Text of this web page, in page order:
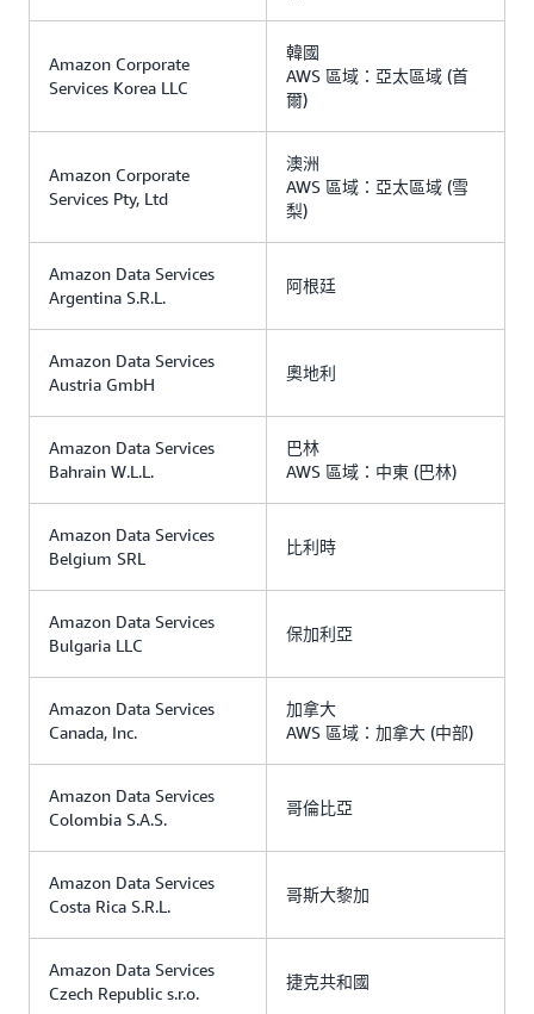
Amazon Corporate
Services Korea LLC
韓國
AWS 區域：亞太區域 (首
爾)
Amazon Corporate
Services Pty, Ltd
澳洲
AWS 區域：亞太區域 (雪
梨)
Amazon Data Services
Argentina S.R.L.
阿根廷
Amazon Data Services
Austria GmbH
奧地利
Amazon Data Services
Bahrain W.L.L.
巴林
AWS 區域：中東 (巴林)
Amazon Data Services
Belgium SRL
比利時
Amazon Data Services
Bulgaria LLC
保加利亞
Amazon Data Services
Canada, Inc.
加拿大
AWS 區域：加拿大 (中部)
Amazon Data Services
Colombia S.A.S.
哥倫比亞
Amazon Data Services
Costa Rica S.R.L.
哥斯大黎加
Amazon Data Services
Czech Republic s.r.o.
捷克共和國